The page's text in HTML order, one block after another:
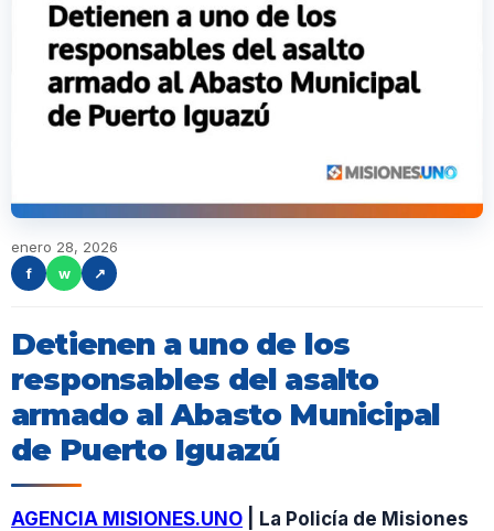
enero 28, 2026
f
w ↗
Detienen a uno de los
responsables del asalto
armado al Abasto Municipal
de Puerto Iguazú
AGENCIA MISIONES.UNO | La Policía de Misiones